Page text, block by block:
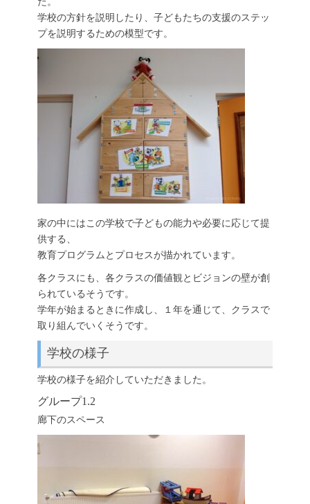
学校の方針を説明したり、子どもたちの支援のステッ
プを説明するための模型です。
家の中にはこの学校で子どもの能力や必要に応じて提
供する、
教育プログラムとプロセスが描かれています。
各クラスにも、各クラスの価値観とビジョンの壁が創
られているそうです。
学年が始まるときに作成し、１年を通じて、クラスで
取り組んでいくそうです。
学校の様子
学校の様子を紹介していただきました。
グループ1.2
廊下のスペース